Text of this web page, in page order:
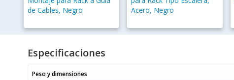
de Cables, Negro
Acero, Negro
Especificaciones
Peso y dimensiones